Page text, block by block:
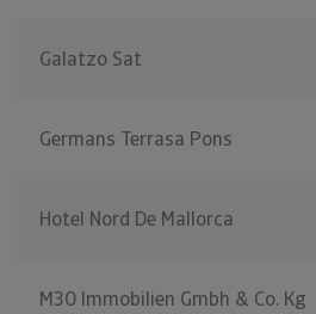
Galatzo Sat
Germans Terrasa Pons
Hotel Nord De Mallorca
M30 Immobilien Gmbh & Co. Kg